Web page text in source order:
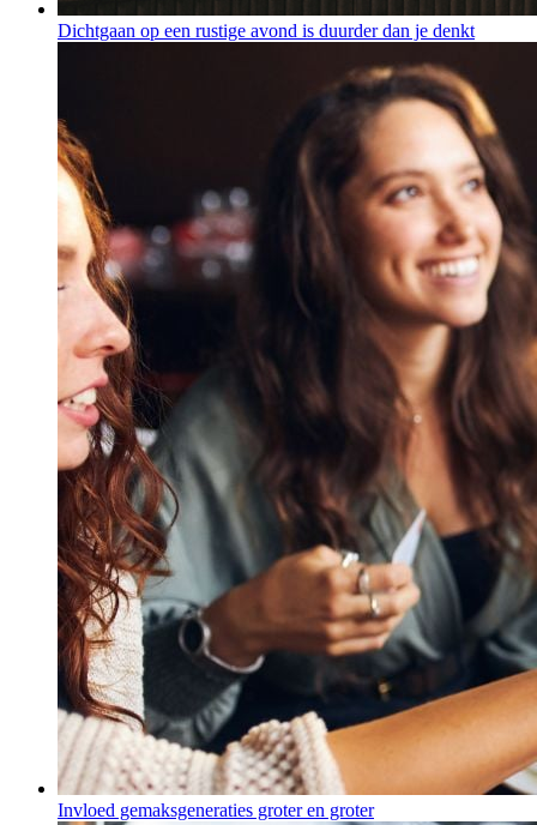
Dichtgaan op een rustige avond is duurder dan je denkt
Invloed gemaksgeneraties groter en groter